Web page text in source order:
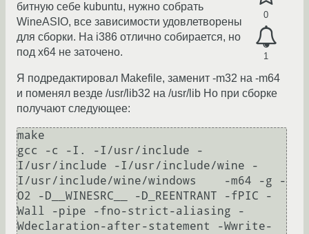
0
1
битную себе kubuntu, нужно собрать
WineASIO, все зависимости удовлетворены
для сборки. На i386 отлично собирается, но
под x64 не заточено.
Я подредактировал Makefile, заменит -m32 на -m64
и поменял везде /usr/lib32 на /usr/lib Но при сборке
получают следующее:
make
gcc -c -I. -I/usr/include -
I/usr/include -I/usr/include/wine -
I/usr/include/wine/windows    -m64 -g -
O2 -D__WINESRC__ -D_REENTRANT -fPIC -
Wall -pipe -fno-strict-aliasing -
Wdeclaration-after-statement -Wwrite-